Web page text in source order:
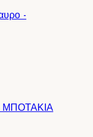
ΜΠΟΤΑΚΙΑ